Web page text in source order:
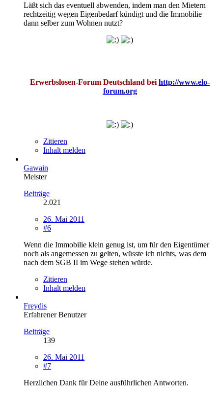
Läßt sich das eventuell abwenden, indem man den Mietern
rechtzeitig wegen Eigenbedarf kündigt und die Immobilie
dann selber zum Wohnen nutzt?
Erwerbslosen-Forum Deutschland bei http://www.elo-
forum.org
Zitieren
Inhalt melden
Gawain
Meister
Beiträge
2.021
26. Mai 2011
#6
Wenn die Immobilie klein genug ist, um für den Eigentümer
noch als angemessen zu gelten, wüsste ich nichts, was dem
nach dem SGB II im Wege stehen würde.
Zitieren
Inhalt melden
Freydis
Erfahrener Benutzer
Beiträge
139
26. Mai 2011
#7
Herzlichen Dank für Deine ausführlichen Antworten.